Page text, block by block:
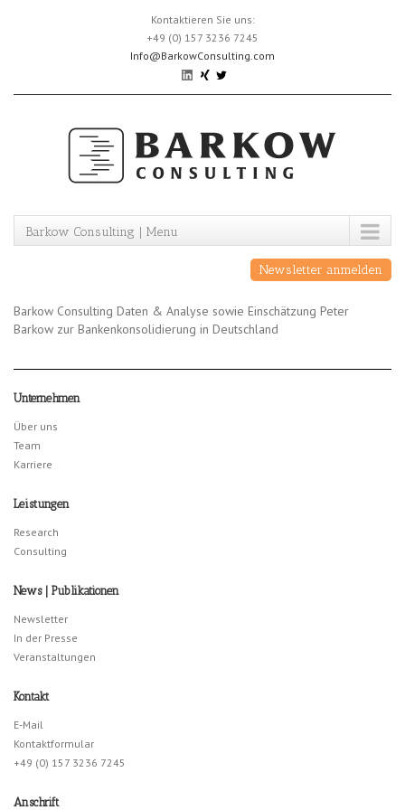
Kontaktieren Sie uns:
+49 (0) 157 3236 7245
Info@BarkowConsulting.com
Barkow Consulting | Menu
Newsletter anmelden
Barkow Consulting Daten & Analyse sowie Einschätzung Peter
Barkow zur Bankenkonsolidierung in Deutschland
Unternehmen
Über uns
Team
Karriere
Leistungen
Research
Consulting
News | Publikationen
Newsletter
In der Presse
Veranstaltungen
Kontakt
E-Mail
Kontaktformular
+49 (0) 157 3236 7245
Anschrift